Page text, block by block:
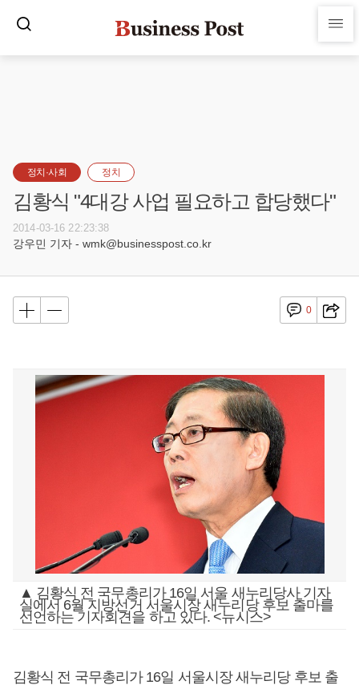
정치·사회 정치
김황식 "4대강 사업 필요하고 합당했다"
2014-03-16 22:23:38
강우민 기자 - wmk@businesspost.co.kr
0
▲ 김황식 전 국무총리가 16일 서울 새누리당사 기자
실에서 6월 지방선거 서울시장 새누리당 후보 출마를
선언하는 기자회견을 하고 있다. <뉴시스>
김황식 전 국무총리가 16일 서울시장 새누리당 후보 출